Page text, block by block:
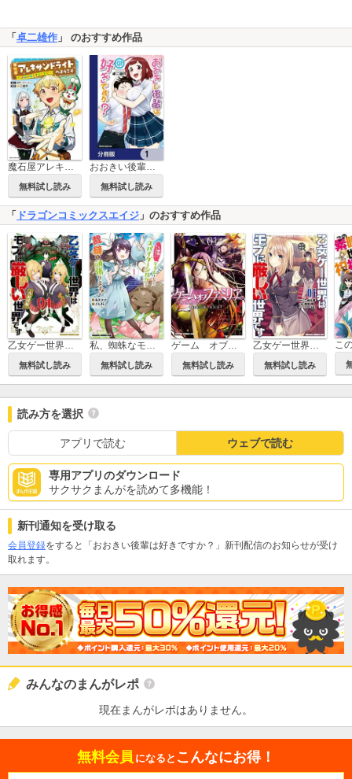
「卓二雄作 」 のおすすめ作品
魔石屋アレキサンドライトへようこそ ～規格外魔石で商売繁盛～
無料試し読み
おおきい後輩は好きですか？【分冊版】
無料試し読み
「 ドラゴンコミックスエイジ 」のおすすめ作品
乙女ゲー世界はモブに厳しい世界です【共和国編】
無料試し読み
私、蜘蛛なモンスターをテイムしたので、スパイダーシルクで裁縫を頑張ります！
無料試し読み
ゲーム オブ ファミリア-家族戦記-
無料試し読み
乙女ゲー世界はモブに厳しい世界です
無料試し読み
読み方を選択
アプリで読む ウェブで読む
専用アプリのダウンロード
サクサクまんがを読めて多機能！
新刊通知を受け取る
会員登録をすると「おおきい後輩は好きですか？」新刊配信のお知らせが受け
取れます。
みんなのまんがレポ
現在まんがレポはありません。
無料会員 になると こんなにお得！